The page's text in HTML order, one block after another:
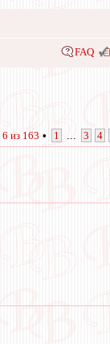
FAQ
6 из 163 • 1 3 4